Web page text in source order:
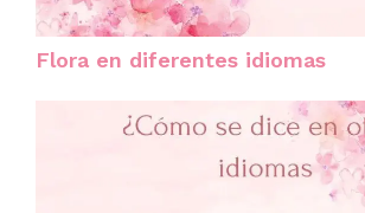
Flora en diferentes idiomas